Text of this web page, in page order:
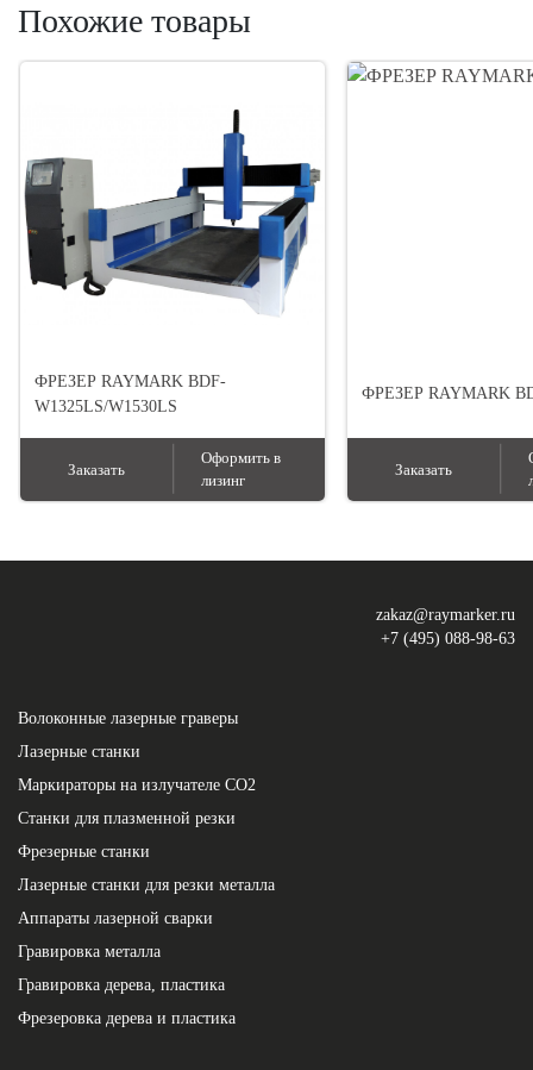
Похожие товары
ФРЕЗЕР RAYMARK BDF-
W1325LS/W1530LS
Заказать
Оформить в
лизинг
ФРЕЗЕР RAYMARK
Заказать
zakaz@raymarker.ru
+7 (495) 088-98-63
Волоконные лазерные граверы
Лазерные станки
Маркираторы на излучателе СО2
Станки для плазменной резки
Фрезерные станки
Лазерные станки для резки металла
Аппараты лазерной сварки
Гравировка металла
Гравировка дерева, пластика
Фрезеровка дерева и пластика